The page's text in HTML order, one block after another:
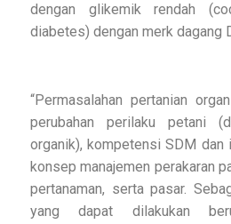
dengan glikemik rendah
diabetes) dengan merk dagang
“Permasalahan pertanian
perubahan perilaku petani
organik), kompetensi SDM dan
konsep manajemen perakaran
pertanaman, serta pasar.
yang dapat dilakukan